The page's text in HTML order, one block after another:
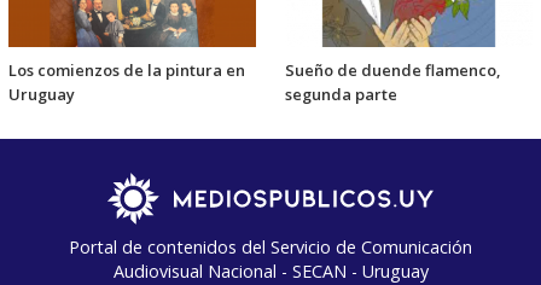
Los comienzos de la pintura en
Uruguay
Sueño de duende flamenco,
segunda parte
Portal de contenidos del Servicio de Comunicación
Audiovisual Nacional - SECAN - Uruguay